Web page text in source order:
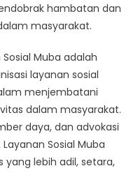
hambatan dan
masyarakat.
Muba adalah
layanan sosial
menjembatani
dalam masyarakat.
daya, dan advokasi
Sosial Muba
lebih adil, setara,